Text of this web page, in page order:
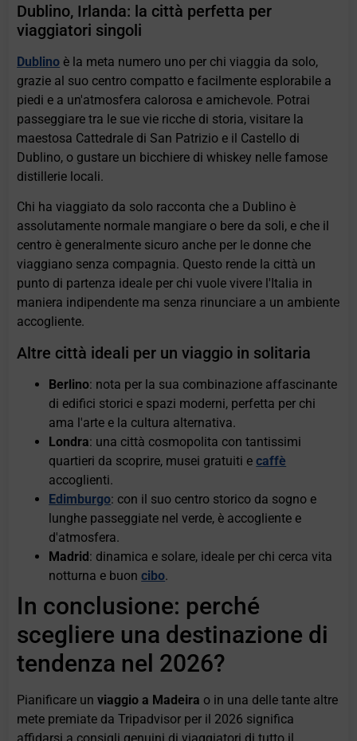
Dublino, Irlanda: la città perfetta per
viaggiatori singoli
Dublino è la meta numero uno per chi viaggia da solo,
grazie al suo centro compatto e facilmente esplorabile a
piedi e a un'atmosfera calorosa e amichevole. Potrai
passeggiare tra le sue vie ricche di storia, visitare la
maestosa Cattedrale di San Patrizio e il Castello di
Dublino, o gustare un bicchiere di whiskey nelle famose
distillerie locali.
Chi ha viaggiato da solo racconta che a Dublino è
assolutamente normale mangiare o bere da soli, e che il
centro è generalmente sicuro anche per le donne che
viaggiano senza compagnia. Questo rende la città un
punto di partenza ideale per chi vuole vivere l'Italia in
maniera indipendente ma senza rinunciare a un ambiente
accogliente.
Altre città ideali per un viaggio in solitaria
Berlino: nota per la sua combinazione affascinante
di edifici storici e spazi moderni, perfetta per chi
ama l'arte e la cultura alternativa.
Londra: una città cosmopolita con tantissimi
quartieri da scoprire, musei gratuiti ecaffè
accoglienti.
Edimburgo: con il suo centro storico da sogno e
lunghe passeggiate nel verde, è accogliente e
d'atmosfera.
Madrid: dinamica e solare, ideale per chi cerca vita
notturna e buoncibo.
In conclusione: perché
scegliere una destinazione di
tendenza nel 2026?
Pianificare unviaggio a Madeira o in una delle tante altre
mete premiate da Tripadvisor per il 2026 significa
affidarsi a consigli genuini di viaggiatori di tutto il